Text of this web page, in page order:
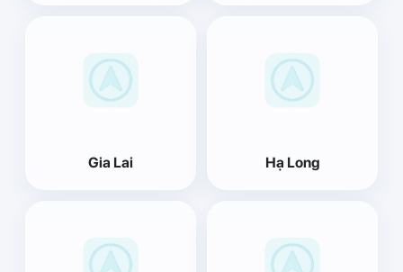
Gia Lai Hạ Long